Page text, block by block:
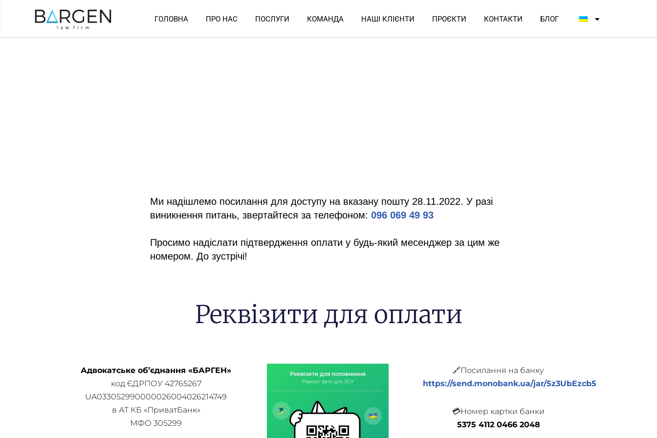
ГОЛОВНА ПРО НАС ПОСЛУГИ КОМАНДА НАШІ КЛІЄНТИ ПРОЄКТИ КОНТАКТИ БЛОГ
Ми надішлемо посилання для доступу на вказану пошту 28.11.2022. У разі
виникнення питань, звертайтеся за телефоном: 096 069 49 93
Просимо надіслати підтвердження оплати у будь-який месенджер за цим же
номером. До зустрічі!
Реквізити для оплати
Адвокатське об’єднання «БАРГЕН»
код ЄДРПОУ 42765267
UA033052990000026004026214749
в АТ КБ «ПриватБанк»
МФО 305299
🔗Посилання на банку
https://send.monobank.ua/jar/5z3UbEzcb5
💳Номер картки банки
5375 4112 0466 2048